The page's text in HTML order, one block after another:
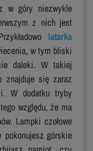
w góry niezwykle
z nich jest
latarka
w tym bliski
daleki. W takiej
znajduje się zaraz
W dodatku tryby
względu, że ma
Lampki czołowe
pokonujesz górskie